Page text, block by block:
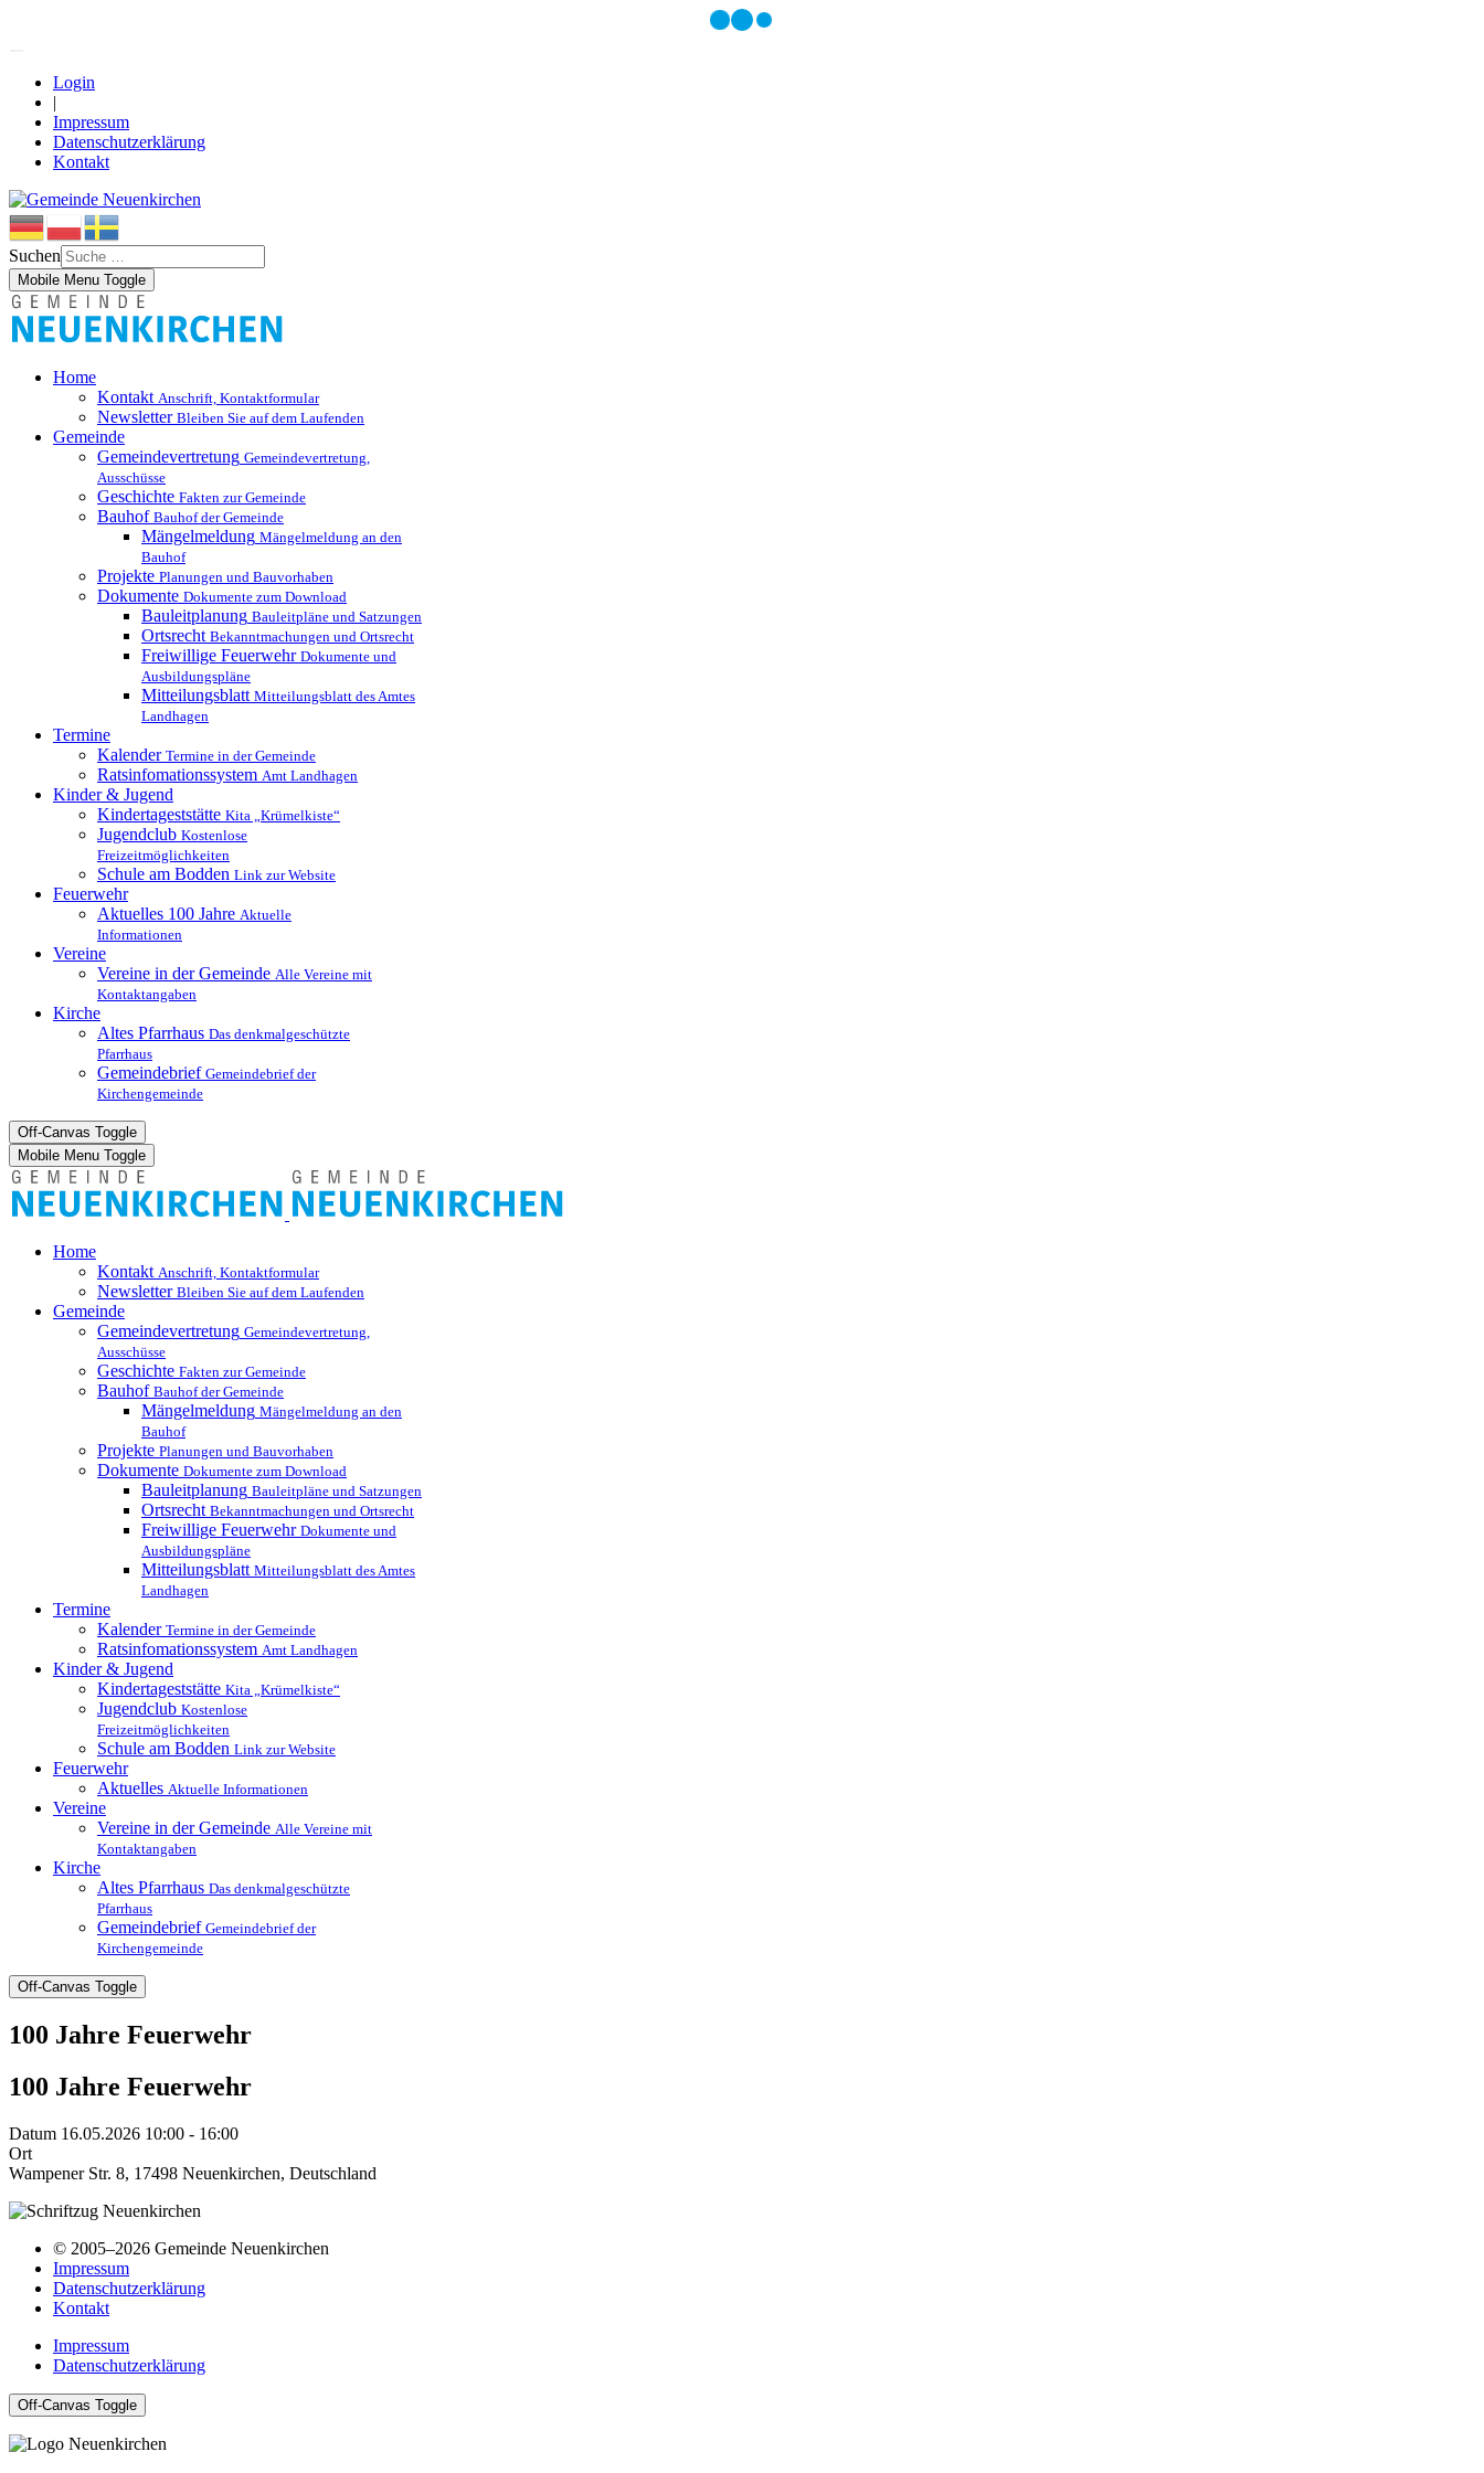
Login
|
Impressum
Datenschutzerklärung
Kontakt
Suchen
Mobile Menu Toggle
Home
Kontakt Anschrift, Kontaktformular
Newsletter Bleiben Sie auf dem Laufenden
Gemeinde
Gemeindevertretung Gemeindevertretung,
Ausschüsse
Geschichte Fakten zur Gemeinde
Bauhof Bauhof der Gemeinde
Mängelmeldung Mängelmeldung an den
Bauhof
Projekte Planungen und Bauvorhaben
Dokumente Dokumente zum Download
Bauleitplanung Bauleitpläne und Satzungen
Ortsrecht Bekanntmachungen und Ortsrecht
Freiwillige Feuerwehr Dokumente und
Ausbildungspläne
Mitteilungsblatt Mitteilungsblatt des Amtes
Landhagen
Termine
Kalender Termine in der Gemeinde
Ratsinfomationssystem Amt Landhagen
Kinder & Jugend
Kindertageststätte Kita „Krümelkiste“
Jugendclub Kostenlose
Freizeitmöglichkeiten
Schule am Bodden Link zur Website
Feuerwehr
Aktuelles 100 Jahre Aktuelle
Informationen
Vereine
Vereine in der Gemeinde Alle Vereine mit
Kontaktangaben
Kirche
Altes Pfarrhaus Das denkmalgeschützte
Pfarrhaus
Gemeindebrief Gemeindebrief der
Kirchengemeinde
Off-Canvas Toggle
Mobile Menu Toggle
Home
Kontakt Anschrift, Kontaktformular
Newsletter Bleiben Sie auf dem Laufenden
Gemeinde
Gemeindevertretung Gemeindevertretung,
Ausschüsse
Geschichte Fakten zur Gemeinde
Bauhof Bauhof der Gemeinde
Mängelmeldung Mängelmeldung an den
Bauhof
Projekte Planungen und Bauvorhaben
Dokumente Dokumente zum Download
Bauleitplanung Bauleitpläne und Satzungen
Ortsrecht Bekanntmachungen und Ortsrecht
Freiwillige Feuerwehr Dokumente und
Ausbildungspläne
Mitteilungsblatt Mitteilungsblatt des Amtes
Landhagen
Termine
Kalender Termine in der Gemeinde
Ratsinfomationssystem Amt Landhagen
Kinder & Jugend
Kindertageststätte Kita „Krümelkiste“
Jugendclub Kostenlose
Freizeitmöglichkeiten
Schule am Bodden Link zur Website
Feuerwehr
Aktuelles Aktuelle Informationen
Vereine
Vereine in der Gemeinde Alle Vereine mit
Kontaktangaben
Kirche
Altes Pfarrhaus Das denkmalgeschützte
Pfarrhaus
Gemeindebrief Gemeindebrief der
Kirchengemeinde
Off-Canvas Toggle
100 Jahre Feuerwehr
100 Jahre Feuerwehr
Datum 16.05.2026 10:00 - 16:00
Ort
Wampener Str. 8, 17498 Neuenkirchen, Deutschland
© 2005–2026 Gemeinde Neuenkirchen
Impressum
Datenschutzerklärung
Kontakt
Impressum
Datenschutzerklärung
Off-Canvas Toggle